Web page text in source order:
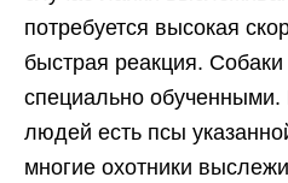
потребуется высокая
быстрая реакция.
специально
людей есть псы
многие охотники